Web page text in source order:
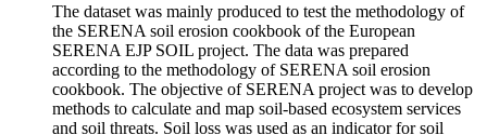
The dataset was mainly produced to test the methodology of
the SERENA soil erosion cookbook of the European
SERENA EJP SOIL project. The data was prepared
according to the methodology of SERENA soil erosion
cookbook. The objective of SERENA project was to develop
methods to calculate and map soil-based ecosystem services
and soil threats. Soil loss was used as an indicator for soil